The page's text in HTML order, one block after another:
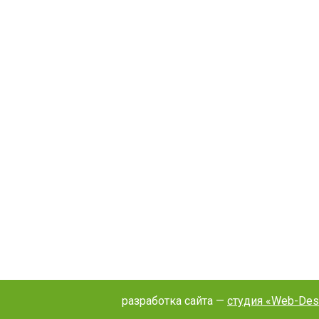
разработка сайта — студия «Web-